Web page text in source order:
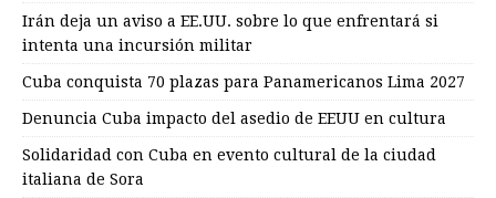
Irán deja un aviso a EE.UU. sobre lo que enfrentará si
intenta una incursión militar
Cuba conquista 70 plazas para Panamericanos Lima 2027
Denuncia Cuba impacto del asedio de EEUU en cultura
Solidaridad con Cuba en evento cultural de la ciudad
italiana de Sora